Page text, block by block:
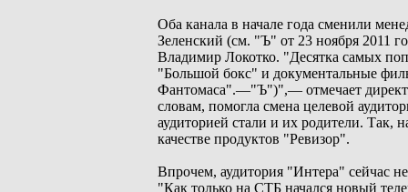
Оба канала в начале года сменили
Зеленский (см. "Ъ" от 23 ноября 2011
Владимир Локотко. "Десятка самых
"Большой бокс" и документальные
Фантомаса".—"Ъ")",— отмечает
словам, помогла смена целевой
аудиторией стали и их родители. Так,
качестве продуктов "Ревизор".
Впрочем, аудитория "Интера" сейчас
"Как только на СТБ начался новый